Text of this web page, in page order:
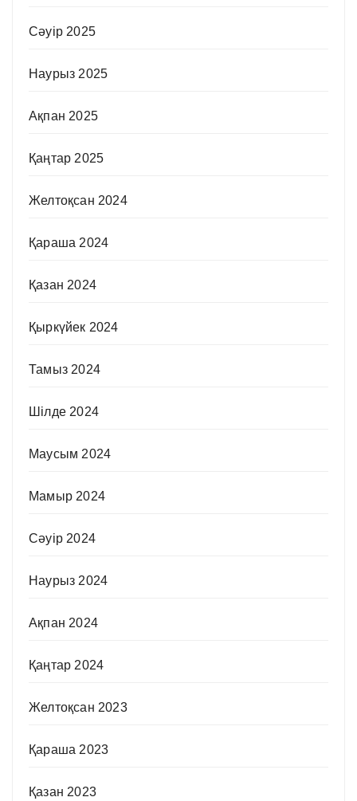
Сәуір 2025
Наурыз 2025
Ақпан 2025
Қаңтар 2025
Желтоқсан 2024
Қараша 2024
Қазан 2024
Қыркүйек 2024
Тамыз 2024
Шілде 2024
Маусым 2024
Мамыр 2024
Сәуір 2024
Наурыз 2024
Ақпан 2024
Қаңтар 2024
Желтоқсан 2023
Қараша 2023
Қазан 2023